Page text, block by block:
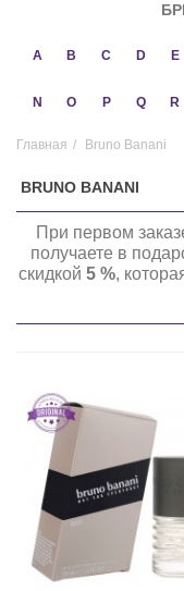
A B C D E
N O P Q R
Главная / Bruno Banani
BRUNO BANANI
При первом
получаете в
скидкой 5 %,